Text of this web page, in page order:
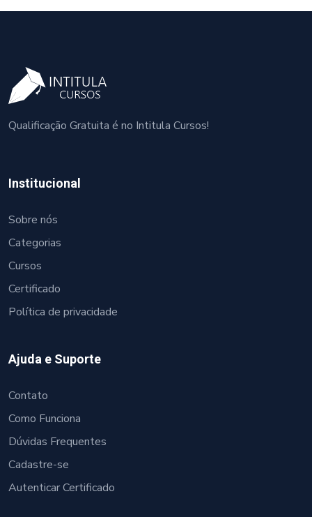
Qualificação Gratuita é no Intitula Cursos!
Institucional
Sobre nós
Categorias
Cursos
Certificado
Política de privacidade
Ajuda e Suporte
Contato
Como Funciona
Dúvidas Frequentes
Cadastre-se
Autenticar Certificado